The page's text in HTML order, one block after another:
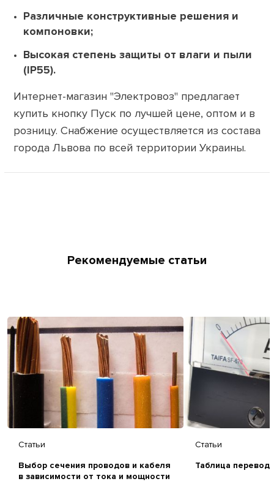
Различные конструктивные решения и
компоновки;
Высокая степень защиты от влаги и пыли
(IP55).
Интернет-магазин "Электровоз" предлагает
купить кнопку Пуск по лучшей цене, оптом и в
розницу. Снабжение осуществляется из состава
города Львова по всей территории Украины.
Рекомендуемые статьи
Статьи
Выбор сечения проводов и кабеля
в зависимости от тока и мощности
Статьи
Таблица